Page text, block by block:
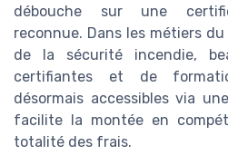
débouche sur une
reconnue. Dans les métiers
de la sécurité incendie,
certifiantes et de
désormais accessibles via
facilite la montée en
totalité des frais.